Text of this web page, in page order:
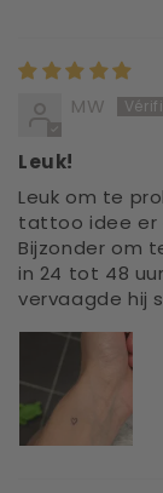
MW
Leuk!
Leuk om te
tattoo idee er
Bijzonder om
in 24 tot 48
vervaagde hij